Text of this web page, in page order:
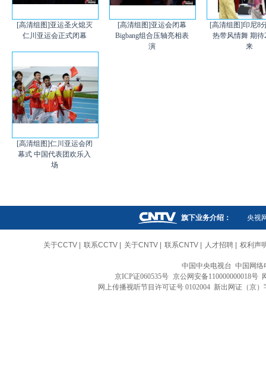
[高清组图]亚运圣火熄灭
仁川亚运会正式闭幕
[高清组图]亚运会闭幕
Bigbang组合压轴亮相表
演
[高清组图]印尼8
热带风情舞 期待
来
[高清组图]仁川亚运会闭
幕式 中国代表团欢乐入
场
旗下业务介绍： 央视
关于CCTV 联系CCTV 关于CNTV 联系CNTV 人才招聘 权利声
中国中央电视台 中国网
京ICP证060535号 京公网安备110000000018号
网上传播视听节目许可证号 0102004 新出网证（京